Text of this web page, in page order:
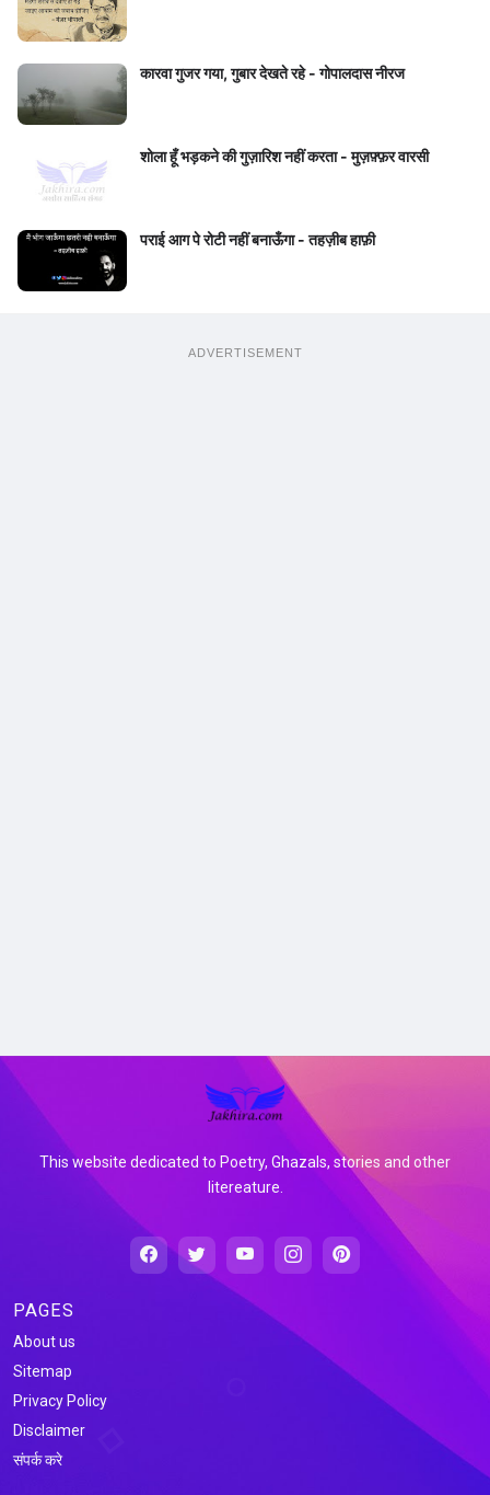
कारवा गुजर गया, गुबार देखते रहे - गोपालदास नीरज
शोला हूँ भड़कने की गुज़ारिश नहीं करता - मुज़फ़्फ़र वारसी
पराई आग पे रोटी नहीं बनाऊँगा - तहज़ीब हाफ़ी
ADVERTISEMENT
This website dedicated to Poetry, Ghazals, stories and other
litereature.
PAGES
About us
Sitemap
Privacy Policy
Disclaimer
संपर्क करे